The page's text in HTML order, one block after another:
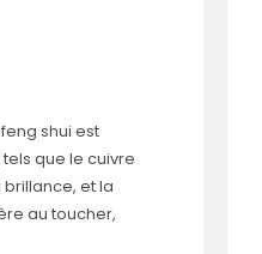
shui est
que le cuivre
et la
au toucher,